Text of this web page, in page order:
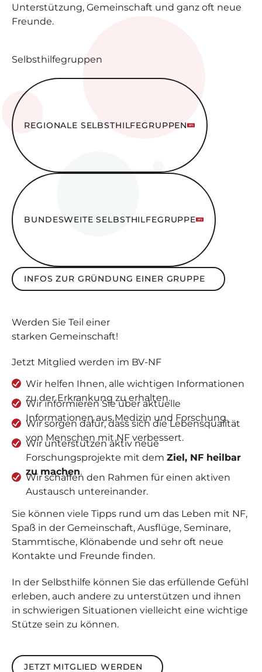
Unterstützung, Gemeinschaft und ganz oft neue
Freunde.
Selbsthilfegruppen
Regionale Selbsthilfe­gruppen
REGIONALE SELBSTHILFE­GRUPPEN
Bundesweite SelbsthilfeGruppe
BUNDESWEITE SELBSTHILFEGRUPPE
Infos zur Gründung einer Gruppe
INFOS ZUR GRÜNDUNG EINER GRUPPE
Werden Sie Teil einer
starken Gemeinschaft!
Jetzt Mitglied werden im BV-NF
Wir helfen Ihnen, alle wichtigen Informationen
zu der Erkrankung zu erhalten.
Wir informieren Sie über aktuelle
Informationen aus Medizin und Forschung.
Wir sorgen dafür, dass sich die Lebensqualität
von Menschen mit NF verbessert.
Wir unterstützen aktiv neue
Forschungsprojekte mit dem Ziel, NF heilbar
zu machen.
Wir schaffen den Rahmen für einen aktiven
Austausch untereinander.
Sie können viele Tipps rund um das Leben mit NF,
Spaß in der Gemeinschaft, Ausflüge, Seminare,
Stammtische, Klönabende und sehr oft neue
Kontakte und Freunde finden.
In der Selbsthilfe können Sie das erfüllende Gefühl
erleben, auch andere zu unterstützen und ihnen
in schwierigen Situationen vielleicht eine wichtige
Stütze sein zu können.
Jetzt Mitglied werden
JETZT MITGLIED WERDEN